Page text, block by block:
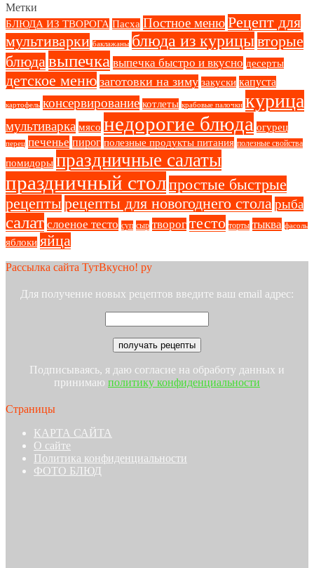
Метки
БЛЮДА ИЗ ТВОРОГА Пасха Постное менюРецепт для
мультиварки баклажаны блюда из курицывторые
блюда выпечка выпечка быстро и вкусно десерты
детское меню заготовки на зиму закуски капуста
картофель консервирование котлеты крабовые палочки курица
мультиварка мясо недорогие блюда огурец
перец печенье пирог полезные продукты питания полезные свойства
помидоры праздничные салаты
праздничный столпростые быстрые
рецептырецепты для новогоднего столарыба
салат слоеное тесто суп сыр творог тесто торты тыква фасоль
яблоки яйца
Рассылка сайта ТутВкусно! ру
Для получение новых рецептов введите ваш email адрес:
Подписываясь, я даю согласие на обработу данных и
принимаю политику конфиденциальности
Страницы
КАРТА САЙТА
О сайте
Политика конфиденциальности
ФОТО БЛЮД